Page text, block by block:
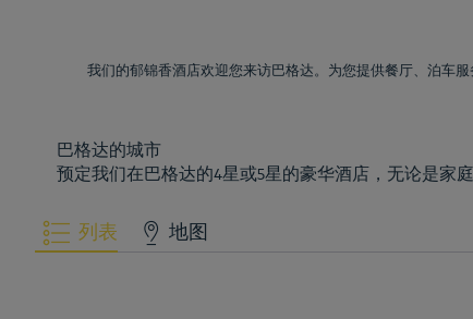
我们的郁锦香酒店欢迎您来访巴格达。为您提供餐厅、泊车
巴格达的城市
预定我们在巴格达的4星或5星的豪华酒店，无论是家
列表 地图